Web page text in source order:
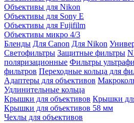
Объективы для Nikon
Объективы для Sony E
Объективы для Fujifilm
Объективы микро 4/3
Бленды Для Canon Для Nikon
Светофильтры Защитные фильтры
поляризационные Фильтры
фильтров Переходные кольца для
Адаптеры для объективов
Удлинительные кольца
Крышки для объективов Крышки
Крышки для объективов 58 мм
Чехлы для объективов